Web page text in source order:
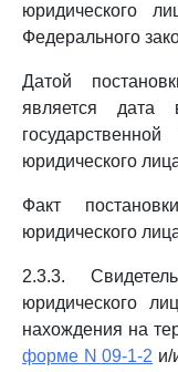
юридического
Федерального
Датой
является
юридического
Факт
юридического
2.3.3.
юридического
нахождения на
форме N 09-1-2 и/